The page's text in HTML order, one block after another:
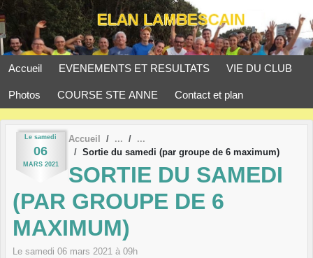
Accueil EVENEMENTS ET RESULTATS VIE DU CLUB
Photos COURSE STE ANNE Contact et plan
Le samedi
06
MARS 2021
Accueil
Sortie du samedi (par groupe de 6 maximum)
SORTIE DU SAMEDI
(PAR GROUPE DE 6
MAXIMUM)
Le samedi 06 mars 2021 à 09h
Panneau de gestion des cookies